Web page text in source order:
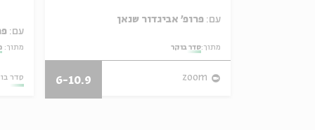
עם:
מתוך:
סדר
עם:
מתוך:סדר בוקר
zoom
6-10.9